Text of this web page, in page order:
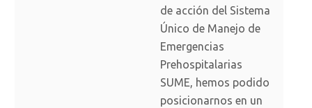
de acción del Sistema
Único de Manejo de
Emergencias
Prehospitalarias
SUME, hemos podido
posicionarnos en un